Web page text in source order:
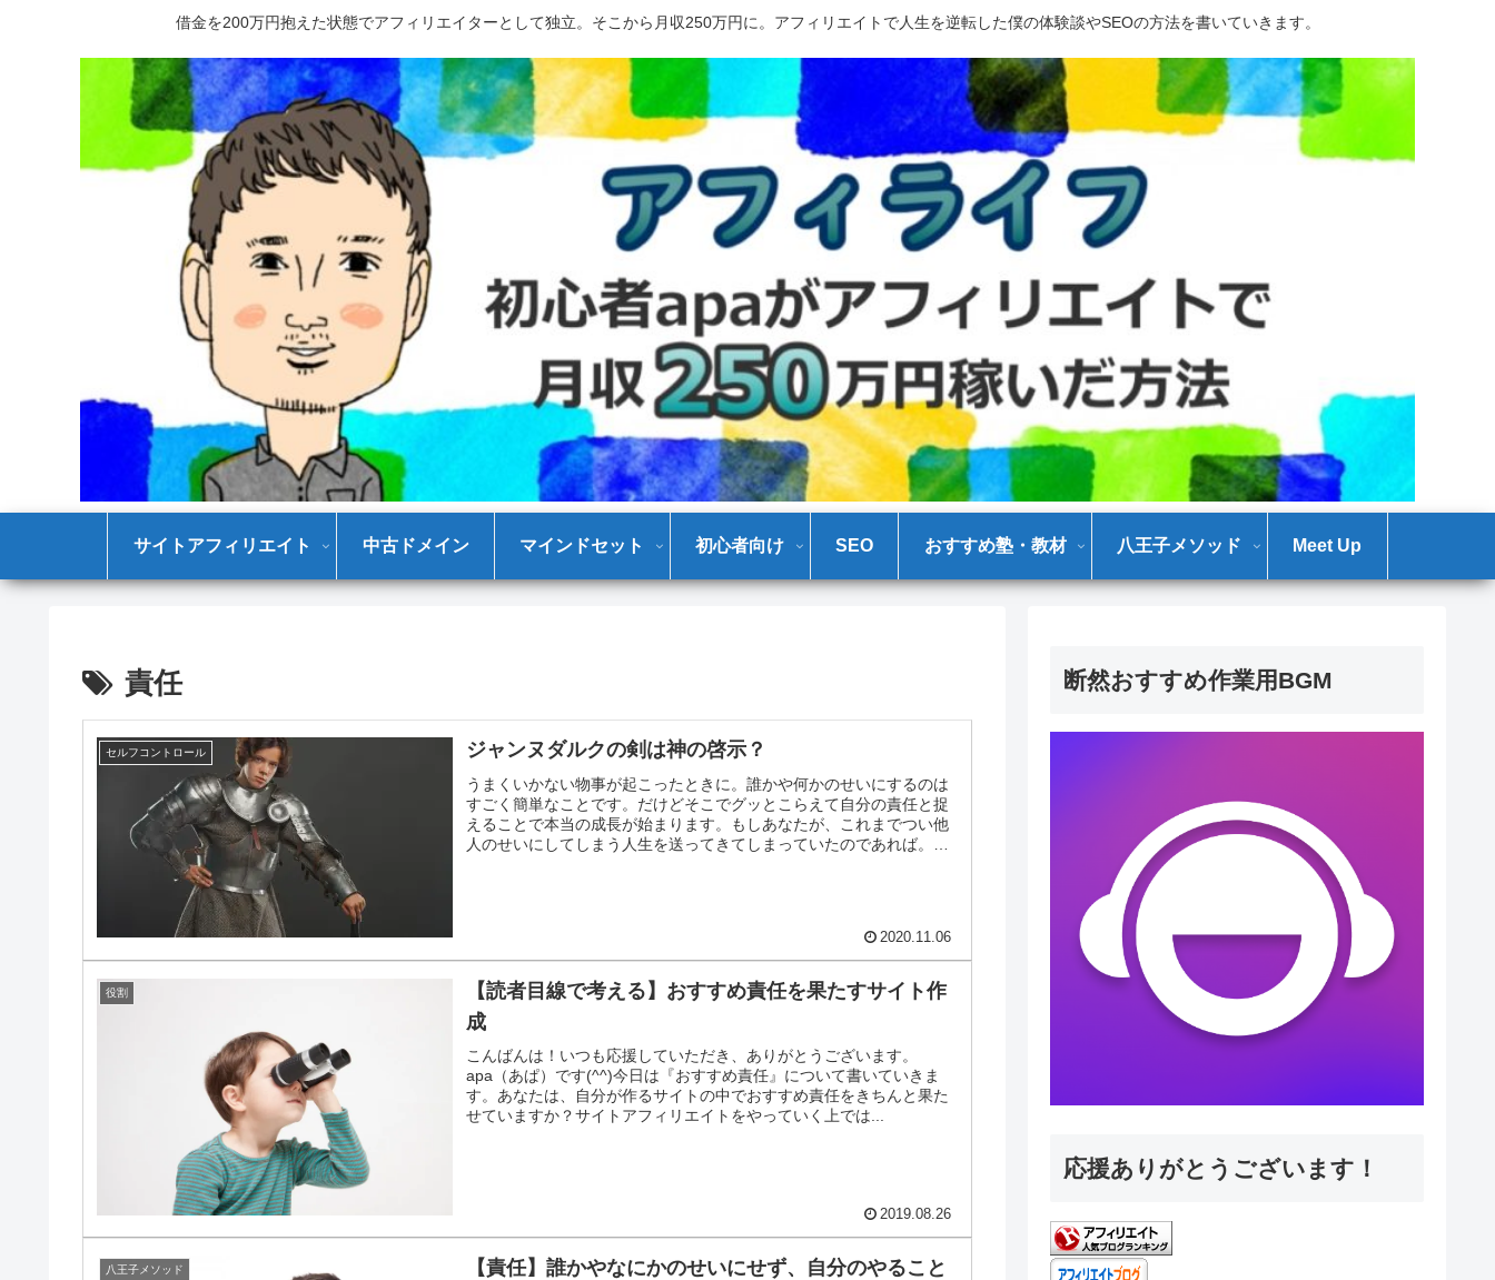
借金を200万円抱えた状態でアフィリエイターとして独立。そこから月収250万円に。アフィリエイトで人生を逆転した僕の体験談やSEOの方法を書いていきます。
サイトアフィリエイト 中古ドメイン マインドセット 初心者向け SEO おすすめ塾・教材 八王子メソッド Meet Up
責任
セルフコントロール ジャンヌダルクの剣は神の啓示？
うまくいかない物事が起こったときに。誰かや何かのせいにするのは
すごく簡単なことです。だけどそこでグッとこらえて自分の責任と捉
えることで本当の成長が始まります。もしあなたが、これまでつい他
人のせいにしてしまう人生を送ってきてしまっていたのであれば。改
2020.11.06
役割
【読者目線で考える】おすすめ責任を果たすサイト作
成
こんばんは！いつも応援していただき、ありがとうございます。
apa（あぱ）です(^^)今日は『おすすめ責任』について書いていきま
す。あなたは、自分が作るサイトの中でおすすめ責任をきちんと果た
せていますか？サイトアフィリエイトをやっていく上では...
2019.08.26
八王子メソッド
【責任】誰かやなにかのせいにせず、自分のやること
断然おすすめ作業用BGM
応援ありがとうございます！